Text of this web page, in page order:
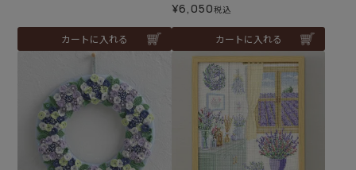
カートに入れる
¥6,050税込
カートに入れる